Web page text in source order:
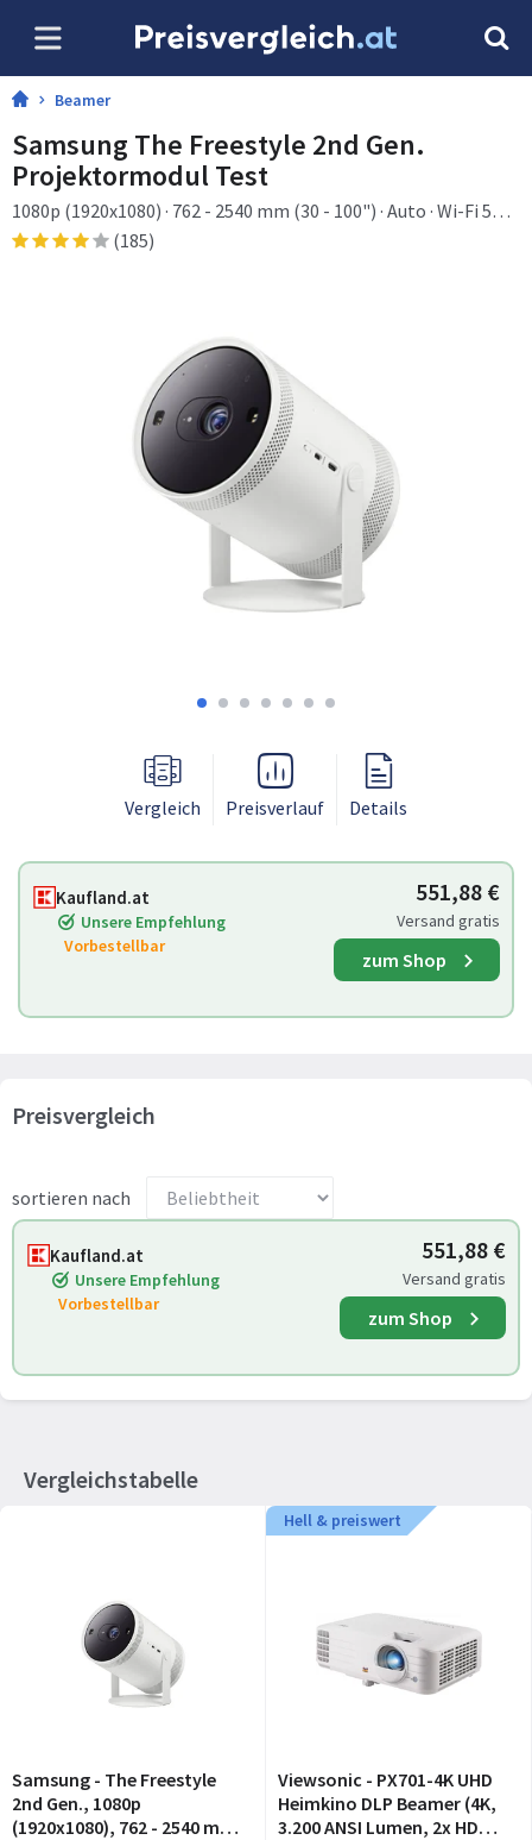
Beamer
Samsung The Freestyle 2nd Gen.
Projektormodul Test
1080p (1920x1080) · 762 - 2540 mm (30 - 100") · Auto · Wi-Fi 5
(802.11ac) · High Dynamic Range 10+ (HDR10 Plus) · Hybrid
(185)
Vergleich Preisverlauf Details
Kaufland.at
Unsere Empfehlung
Vorbestellbar
551,88 €
Versand gratis
zum Shop
Preisvergleich
sortieren nach
Kaufland.at
Unsere Empfehlung
Vorbestellbar
551,88 €
Versand gratis
zum Shop
Vergleichstabelle
Samsung - The Freestyle
2nd Gen., 1080p
(1920x1080), 762 - 2540 mm
Hell & preiswert
Viewsonic - PX701-4K UHD
Heimkino DLP Beamer (4K,
3.200 ANSI Lumen, 2x HDMI,